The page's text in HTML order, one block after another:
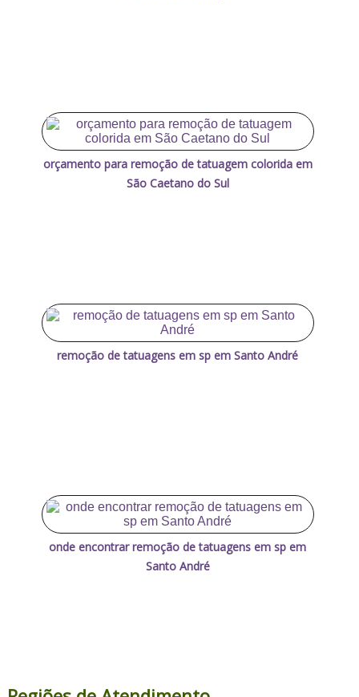
orçamento para remoção de tatuagem colorida em
São Caetano do Sul
remoção de tatuagens em sp em Santo André
onde encontrar remoção de tatuagens em sp em
Santo André